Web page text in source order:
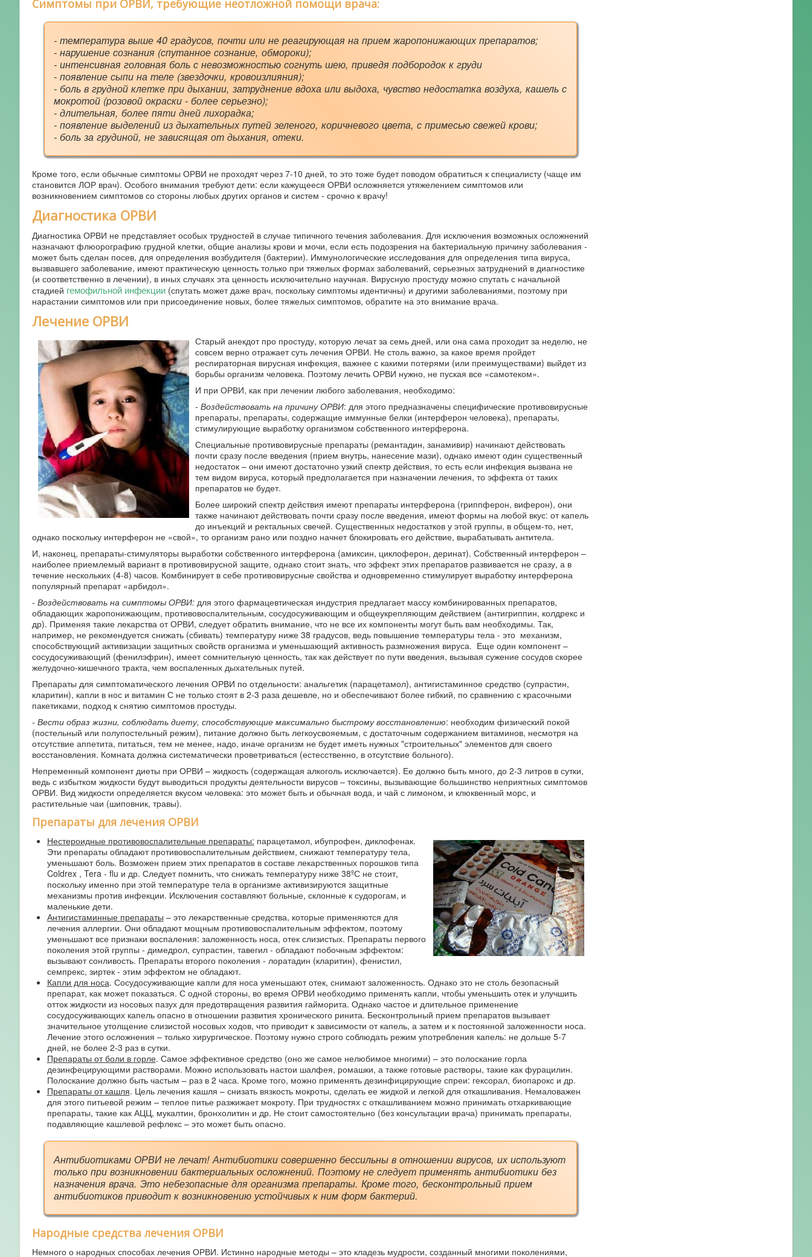
Симптомы при ОРВИ, требующие неотложной помощи врача:
- температура выше 40 градусов, почти или не реагирующая на прием жаропонижающих препаратов;
- нарушение сознания (спутанное сознание, обмороки);
- интенсивная головная боль с невозможностью согнуть шею, приведя подбородок к груди
- появление сыпи на теле (звездочки, кровоизлияния);
- боль в грудной клетке при дыхании, затруднение вдоха или выдоха, чувство недостатка воздуха, кашель с
мокротой (розовой окраски - более серьезно);
- длительная, более пяти дней лихорадка;
- появление выделений из дыхательных путей зеленого, коричневого цвета, с примесью свежей крови;
- боль за грудиной, не зависящая от дыхания, отеки.
Кроме того, если обычные симптомы ОРВИ не проходят через 7-10 дней, то это тоже будет поводом обратиться к специалисту (чаще им
становится ЛОР врач). Особого внимания требуют дети: если кажущееся ОРВИ осложняется утяжелением симптомов или
возникновением симптомов со стороны любых других органов и систем - срочно к врачу!
Диагностика ОРВИ
Диагностика ОРВИ не представляет особых трудностей в случае типичного течения заболевания. Для исключения возможных осложнений
назначают флюорографию грудной клетки, общие анализы крови и мочи, если есть подозрения на бактериальную причину заболевания -
может быть сделан посев, для определения возбудителя (бактерии). Иммунологические исследования для определения типа вируса,
вызвавшего заболевание, имеют практическую ценность только при тяжелых формах заболеваний, серьезных затруднений в диагностике
(и соответственно в лечении), в иных случаях эта ценность исключительно научная. Вирусную простуду можно спутать с начальной
стадией гемофильной инфекции(спутать может даже врач, поскольку симптомы идентичны) и другими заболеваниями, поэтому при
нарастании симптомов или при присоединение новых, более тяжелых симптомов, обратите на это внимание врача.
Лечение ОРВИ
Старый анекдот про простуду, которую лечат за семь дней, или она сама проходит за неделю, не
совсем верно отражает суть лечения ОРВИ. Не столь важно, за какое время пройдет
респираторная вирусная инфекция, важнее с какими потерями (или преимуществами) выйдет из
борьбы организм человека. Поэтому лечить ОРВИ нужно, не пуская все «самотеком».
И при ОРВИ, как при лечении любого заболевания, необходимо:
- Воздействовать на причину ОРВИ: для этого предназначены специфические противовирусные
препараты, препараты, содержащие иммунные белки (интерферон человека), препараты,
стимулирующие выработку организмом собственного интерферона.
Специальные противовирусные препараты (ремантадин, занамивир) начинают действовать
почти сразу после введения (прием внутрь, нанесение мази), однако имеют один существенный
недостаток – они имеют достаточно узкий спектр действия, то есть если инфекция вызвана не
тем видом вируса, который предполагается при назначении лечения, то эффекта от таких
препаратов не будет.
Более широкий спектр действия имеют препараты интерферона (гриппферон, виферон), они
также начинают действовать почти сразу после введения, имеют формы на любой вкус: от капель
до инъекций и ректальных свечей. Существенных недостатков у этой группы, в общем-то, нет,
однако поскольку интерферон не «свой», то организм рано или поздно начнет блокировать его действие, вырабатывать антитела.
И, наконец, препараты-стимуляторы выработки собственного интерферона (амиксин, циклоферон, деринат). Собственный интерферон –
наиболее приемлемый вариант в противовирусной защите, однако стоит знать, что эффект этих препаратов развивается не сразу, а в
течение нескольких (4-8) часов. Комбинирует в себе противовирусные свойства и одновременно стимулирует выработку интерферона
популярный препарат «арбидол».
- Воздействовать на симптомы ОРВИ:для этого фармацевтическая индустрия предлагает массу комбинированных препаратов,
обладающих жаропонижающим, противовоспалительным, сосудосуживающим и общеукрепляющим действием (антигриппин, колдрекс и
др). Применяя такие лекарства от ОРВИ, следует обратить внимание, что не все их компоненты могут быть вам необходимы. Так,
например, не рекомендуется снижать (сбивать) температуру ниже 38 градусов, ведь повышение температуры тела - это механизм,
способствующий активизации защитных свойств организма и уменьшающий активность размножения вируса. Еще один компонент –
сосудосуживающий (фенилэфрин), имеет сомнительную ценность, так как действует по пути введения, вызывая сужение сосудов скорее
желудочно-кишечного тракта, чем воспаленных дыхательных путей.
Препараты для симптоматического лечения ОРВИ по отдельности: анальгетик (парацетамол), антигистаминное средство (супрастин,
кларитин), капли в нос и витамин С не только стоят в 2-3 раза дешевле, но и обеспечивают более гибкий, по сравнению с красочными
пакетиками, подход к снятию симптомов простуды.
- Вести образ жизни, соблюдать диету, способствующие максимально быстрому восстановлению: необходим физический покой
(постельный или полупостельный режим), питание должно быть легкоусвояемым, с достаточным содержанием витаминов, несмотря на
отсутствие аппетита, питаться, тем не менее, надо, иначе организм не будет иметь нужных "строительных" элементов для своего
восстановления. Комната должна систематически проветриваться (естесственно, в отсутствие больного).
Непременный компонент диеты при ОРВИ – жидкость (содержащая алкоголь исключается). Ее должно быть много, до 2-3 литров в сутки,
ведь с избытком жидкости будут выводиться продукты деятельности вирусов – токсины, вызывающие большинство неприятных симптомов
ОРВИ. Вид жидкости определяется вкусом человека: это может быть и обычная вода, и чай с лимоном, и клюквенный морс, и
растительные чаи (шиповник, травы).
Препараты для лечения ОРВИ
Нестероидные противовоспалительные препараты: парацетамол, ибупрофен, диклофенак.
Эти препараты обладают противовоспалительным действием, снижают температуру тела,
уменьшают боль. Возможен прием этих препаратов в составе лекарственных порошков типа
Coldrex , Tera - flu и др. Следует помнить, что снижать температуру ниже 38ºС не стоит,
поскольку именно при этой температуре тела в организме активизируются защитные
механизмы против инфекции. Исключения составляют больные, склонные к судорогам, и
маленькие дети.
Антигистаминные препараты – это лекарственные средства, которые применяются для
лечения аллергии. Они обладают мощным противовоспалительным эффектом, поэтому
уменьшают все признаки воспаления: заложенность носа, отек слизистых. Препараты первого
поколения этой группы - димедрол, супрастин, тавегил - обладают побочным эффектом:
вызывают сонливость. Препараты второго поколения - лоратадин (кларитин), фенистил,
семпрекс, зиртек - этим эффектом не обладают.
Капли для носа. Сосудосуживающие капли для носа уменьшают отек, снимают заложенность. Однако это не столь безопасный
препарат, как может показаться. С одной стороны, во время ОРВИ необходимо применять капли, чтобы уменьшить отек и улучшить
отток жидкости из носовых пазух для предотвращения развития гайморита. Однако частое и длительное применение
сосудосуживающих капель опасно в отношении развития хронического ринита. Бесконтрольный прием препаратов вызывает
значительное утолщение слизистой носовых ходов, что приводит к зависимости от капель, а затем и к постоянной заложенности носа.
Лечение этого осложнения – только хирургическое. Поэтому нужно строго соблюдать режим употребления капель: не дольше 5-7
дней, не более 2-3 раз в сутки.
Препараты от боли в горле. Самое эффективное средство (оно же самое нелюбимое многими) – это полоскание горла
дезинфецирующими растворами. Можно использовать настои шалфея, ромашки, а также готовые растворы, такие как фурацилин.
Полоскание должно быть частым – раз в 2 часа. Кроме того, можно применять дезинфицирующие спреи: гексорал, биопарокс и др.
Препараты от кашля. Цель лечения кашля – снизать вязкость мокроты, сделать ее жидкой и легкой для откашливания. Немаловажен
для этого питьевой режим – теплое питье разжижает мокроту. При трудностях с откашливанием можно принимать отхаркивающие
препараты, такие как АЦЦ, мукалтин, бронхолитин и др. Не стоит самостоятельно (без консультации врача) принимать препараты,
подавляющие кашлевой рефлекс – это может быть опасно.
Антибиотиками ОРВИ не лечат! Антибиотики совершенно бессильны в отношении вирусов, их используют
только при возникновении бактериальных осложнений. Поэтому не следует применять антибиотики без
назначения врача. Это небезопасные для организма препараты. Кроме того, бесконтрольный прием
антибиотиков приводит к возникновению устойчивых к ним форм бактерий.
Народные средства лечения ОРВИ
Немного о народных способах лечения ОРВИ. Истинно народные методы – это кладезь мудрости, созданный многими поколениями,